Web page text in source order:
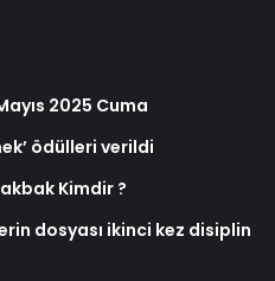
2025 Cuma
ödülleri verildi
Kimdir ?
dosyası ikinci kez disiplin